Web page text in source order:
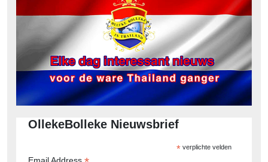
OllekeBolleke Nieuwsbrief
*verplichte velden